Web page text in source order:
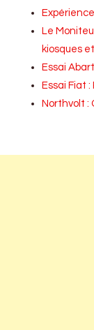
Le
kiosques
Essai
Essai Fiat
Northvolt :